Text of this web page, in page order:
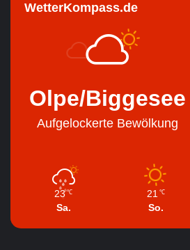
WetterKompass.de
Olpe/Biggesee
Aufgelockerte Bewölkung
23 ℃
Sa.
21 ℃
So.